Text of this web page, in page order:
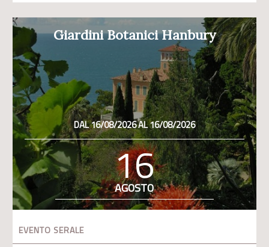
Giardini Botanici Hanbury
DAL 16/08/2026 AL 16/08/2026
16
AGOSTO
EVENTO SERALE